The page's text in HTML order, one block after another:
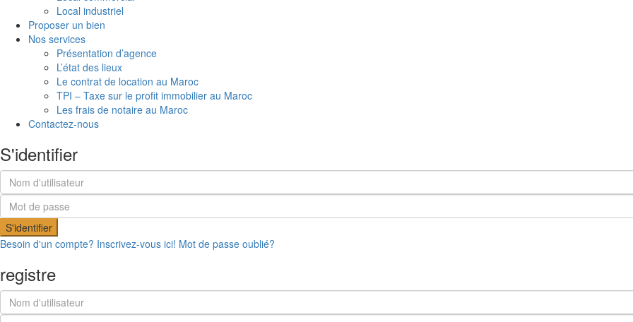
Local industriel
Proposer un bien
Nos services
Présentation d’agence
L’état des lieux
Le contrat de location au Maroc
TPI – Taxe sur le profit immobilier au Maroc
Les frais de notaire au Maroc
Contactez-nous
S'identifier
S'identifier
Besoin d'un compte? Inscrivez-vous ici! Mot de passe oublié?
registre